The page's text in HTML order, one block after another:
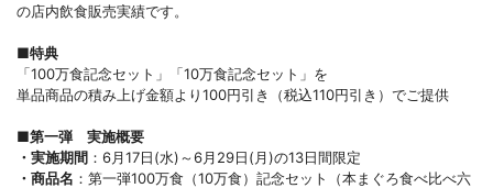
の店内飲食販売実績です。
■特典
「100万食記念セット」「10万食記念セット」を
単品商品の積み上げ金額より100円引き（税込110円引き）でご提供
■第一弾 実施概要
・実施期間 ：6月17日(水)～6月29日(月)の13日間限定
・商品名 ：第一弾100万食（10万食）記念セット（本まぐろ食べ比べ六